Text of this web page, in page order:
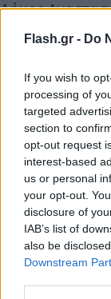
Flash.gr - Do
If you wish to
processing of
targeted
section to
opt-out request
interest-based
us or personal
your opt-out.
disclosure of
IAB’s list of
also be
Downstream
Δήμος
Klavdia –
Θοδωρής
Εγώ»
Evangelia –
Ηλίας
Josephine –
Stan – «Λίγο»
Νίκος
Κωνσταντίνος
Αφήνω» &
ZAF – «Πες»
Thug Slime &
FY & Kings –